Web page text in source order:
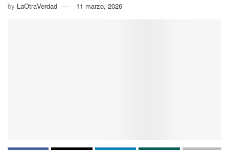
by LaOtraVerdad 11 marzo, 2026